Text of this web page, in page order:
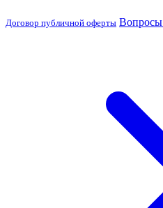
Договор публичной оферты